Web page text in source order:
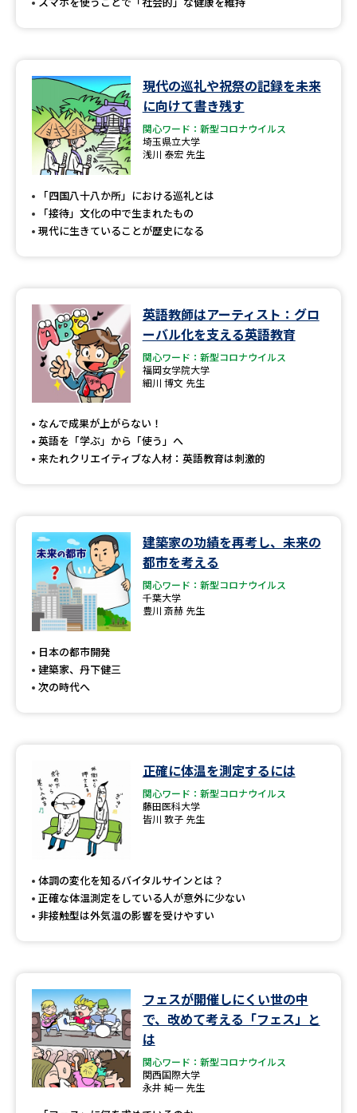
現代の巡礼や祝祭の記録を未来
に向けて書き残す
関心ワード：新型コロナウイルス
埼玉県立大学
浅川 泰宏 先生
「四国八十八か所」における巡礼とは
「接待」文化の中で生まれたもの
現代に生きていることが歴史になる
英語教師はアーティスト：グロ
ーバル化を支える英語教育
関心ワード：新型コロナウイルス
福岡女学院大学
細川 博文 先生
なんで成果が上がらない！
英語を「学ぶ」から「使う」へ
来たれクリエイティブな人材：英語教育は刺激的
建築家の功績を再考し、未来の
都市を考える
関心ワード：新型コロナウイルス
千葉大学
豊川 斎赫 先生
日本の都市開発
建築家、丹下健三
次の時代へ
正確に体温を測定するには
関心ワード：新型コロナウイルス
藤田医科大学
皆川 敦子 先生
体調の変化を知るバイタルサインとは？
正確な体温測定をしている人が意外に少ない
非接触型は外気温の影響を受けやすい
フェスが開催しにくい世の中
で、改めて考える「フェス」と
は
関心ワード：新型コロナウイルス
関西国際大学
永井 純一 先生